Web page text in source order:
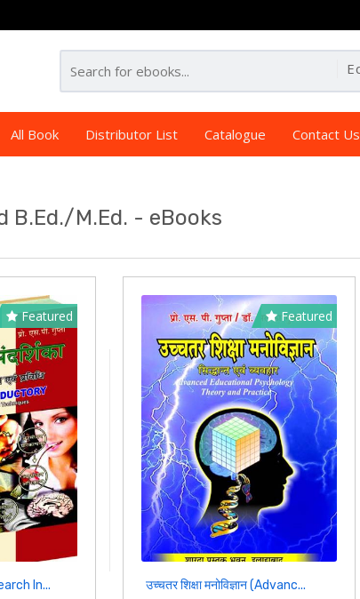
All Book Distributor List Catalogue Contact Us
B.Ed./M.Ed. - eBooks
Featured
In...
Featured
उच्चतर शिक्षा मनोविज्ञान (Advanc...